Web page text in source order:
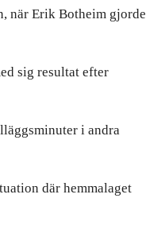
när Erik Botheim gjorde
sig resultat efter
i andra
där hemmalaget